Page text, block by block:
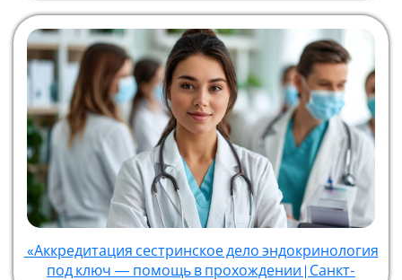
«Аккредитация сестринское дело эндокринология
под ключ — помощь в прохождении | Санкт-